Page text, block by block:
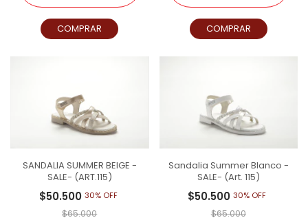
COMPRAR COMPRAR
SANDALIA SUMMER BEIGE -
SALE- (ART.115)
$50.500 30% OFF
$65.000
Sandalia Summer Blanco -
SALE- (Art. 115)
$50.50030% OFF
$65.000